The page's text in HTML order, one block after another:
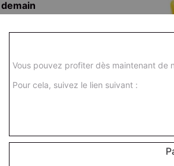
Vous pouvez profiter dès maintenant de
Pour cela, suivez le lien suivant :